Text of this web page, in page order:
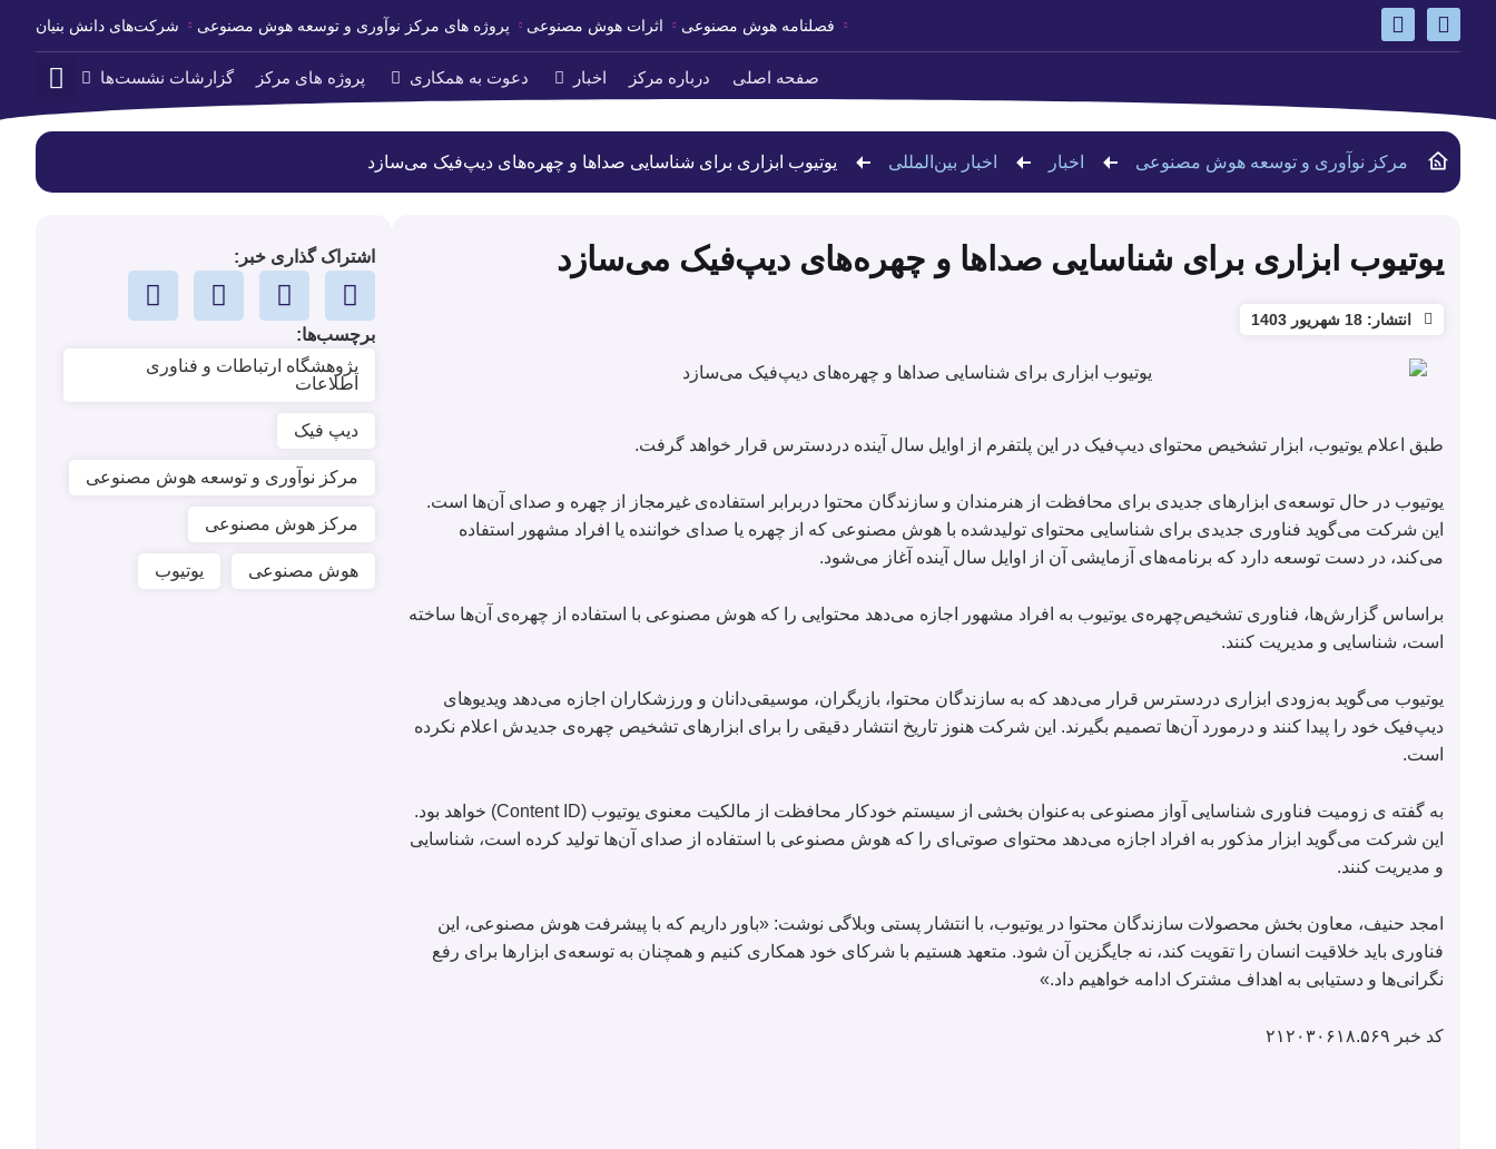
فصلنامه هوش مصنوعی اثرات هوش مصنوعی پروژه های مرکز نوآوری و توسعه هوش مصنوعی شرکت‌های دانش بنیان
صفحه اصلی درباره مرکز اخبار دعوت به همکاری پروژه های مرکز گزارشات نشست‌ها
مرکز نوآوری و توسعه هوش مصنوعی اخبار اخبار بین‌المللی یوتیوب ابزاری برای شناسایی صداها و چهره‌های دیپ‌فیک می‌سازد
یوتیوب ابزاری برای شناسایی صداها و چهره‌های دیپ‌فیک می‌سازد
انتشار: 18 شهریور 1403
طبق اعلام یوتیوب، ابزار تشخیص محتوای دیپ‌فیک در این پلتفرم از اوایل سال آینده دردسترس قرار خواهد گرفت.
یوتیوب در حال توسعه‌ی ابزارهای جدیدی برای محافظت از هنرمندان و سازندگان محتوا دربرابر استفاده‌ی غیرمجاز از چهره‌ و صدای آن‌ها است.
این شرکت می‌گوید فناوری جدیدی برای شناسایی محتوای تولیدشده با هوش مصنوعی که از چهره یا صدای خواننده یا افراد مشهور استفاده
می‌کند، در دست توسعه دارد که برنامه‌های آزمایشی آن از اوایل سال آینده آغاز می‌شود.
براساس گزارش‌ها، فناوری تشخیص‌چهره‌ی یوتیوب به افراد مشهور اجازه می‌دهد محتوایی را که هوش مصنوعی با استفاده از چهره‌ی آن‌ها ساخته
است، شناسایی و مدیریت کنند.
یوتیوب می‌گوید به‌زودی ابزاری دردسترس قرار می‌دهد که به سازندگان محتوا، بازیگران، موسیقی‌دانان و ورزشکاران اجازه می‌دهد ویدیوهای
دیپ‌فیک خود را پیدا کنند و درمورد آن‌ها تصمیم بگیرند. این شرکت هنوز تاریخ انتشار دقیقی را برای ابزارهای تشخیص‌ چهره‌ی جدیدش اعلام نکرده
است.
به گفته ی زومیت فناوری شناسایی آواز مصنوعی به‌عنوان بخشی از سیستم خودکار محافظت از مالکیت معنوی یوتیوب (Content ID) خواهد بود.
این شرکت می‌گوید ابزار مذکور به افراد اجازه می‌دهد محتوای صوتی‌ای را که هوش مصنوعی با استفاده از صدای آن‌ها تولید کرده است، شناسایی
و مدیریت کنند.
امجد حنیف، معاون بخش محصولات سازندگان محتوا در یوتیوب، با انتشار پستی وبلاگی نوشت: «باور داریم که با پیشرفت هوش مصنوعی، این
فناوری باید خلاقیت انسان را تقویت کند، نه جایگزین آن شود. متعهد هستیم با شرکای خود همکاری کنیم و همچنان به توسعه‌ی ابزارها برای رفع
نگرانی‌ها و دستیابی به اهداف مشترک ادامه خواهیم داد.»
کد خبر ۲۱۲۰۳۰۶۱۸.۵۶۹
اشتراک گذاری خبر:
برچسب‌ها:
پژوهشگاه ارتباطات و فناوری
اطلاعات
دیپ فیک
مرکز نوآوری و توسعه هوش مصنوعی
مرکز هوش مصنوعی
هوش مصنوعی یوتیوب